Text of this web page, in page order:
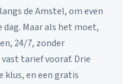
de Amstel, om even
Maar als het moet,
24/7, zonder
tarief vooraf. Drie
klus, en een gratis